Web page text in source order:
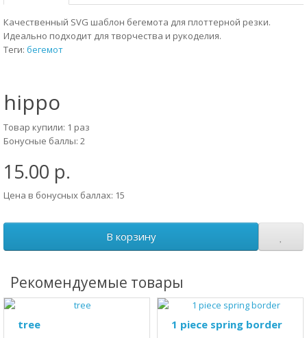
Качественный SVG шаблон бегемота для плоттерной резки.
Идеально подходит для творчества и рукоделия.
Теги: бегемот
hippo
Товар купили: 1 раз
Бонусные баллы: 2
15.00 р.
Цена в бонусных баллах: 15
В корзину
Рекомендуемые товары
tree 1 piece spring border